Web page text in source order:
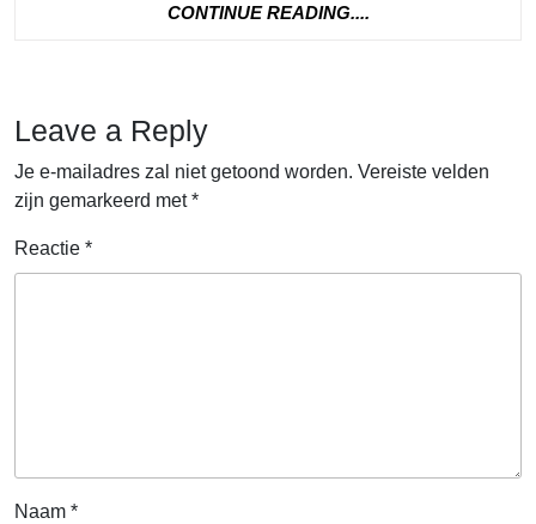
gids
CONTINUE READING....
Leave a Reply
Je e-mailadres zal niet getoond worden. Vereiste velden
zijn gemarkeerd met*
Reactie *
Naam *